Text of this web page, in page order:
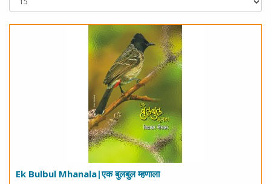
Ek Bulbul Mhanala|एक बुलबुल म्हणाला